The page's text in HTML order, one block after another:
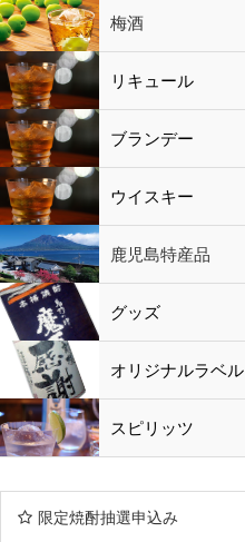
赤ワイン
白ワイン
ロゼワイン
スパークリング
シャンパン 梅酒
梅酒
シャンパン
リキュール リキュール
ブランデー
ウイスキー
鹿児島特産品
黒酢・酢
水
鹿児島特産品
おつまみ グッズ
オリジナルラベル
スピリッツ
限定焼酎抽選申込み